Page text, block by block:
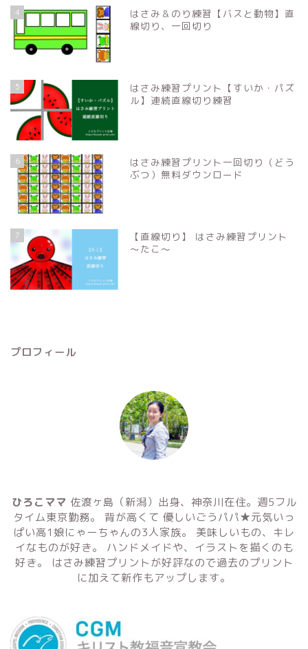
4
はさみ＆のり練習【バスと動物】直
線切り、一回切り
5
はさみ練習プリント【すいか・パズ
ル】連続直線切り練習
6
はさみ練習プリント一回切り（どう
ぶつ）無料ダウンロード
7
【直線切り】 はさみ練習プリント
〜たこ〜
プロフィール
ひろこママ 佐渡ヶ島（新潟）出身、神奈川在住。週5フル
タイム東京勤務。 背が高くて 優しいごうパパ★元気いっ
ぱい高1娘にゃーちゃんの3人家族。 美味しいもの、キレ
イなものが好き。 ハンドメイドや、イラストを描くのも
好き。 はさみ練習プリントが好評なので過去のプリント
に加えて新作もアップします。